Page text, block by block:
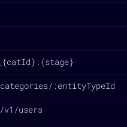
categories/:entityTypeId
/v1/users